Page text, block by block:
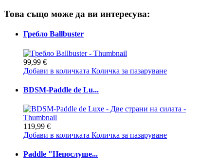
Това също може да ви интересува:
Гребло Ballbuster
99,99 €
Добави в количката Количка за пазаруване
BDSM-Paddle de Lu...
119,99 €
Добави в количката Количка за пазаруване
Paddle "Непослуше...